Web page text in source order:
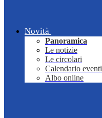
Novità
Panoramica
Le notizie
Le circolari
Calendario eventi
Albo online